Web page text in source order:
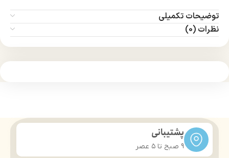
توضیحات تکمیلی
نظرات (0)
پشتیبانی
9 صبح تا ۵ عصر